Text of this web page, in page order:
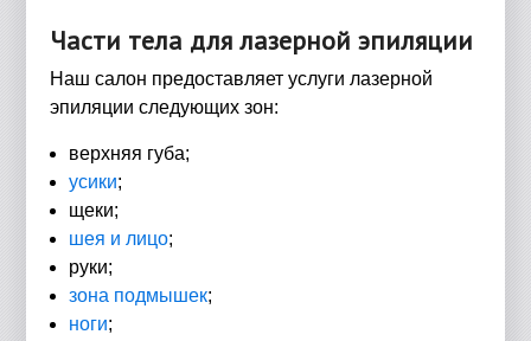
Части тела для лазерной эпиляции
Наш салон предоставляет услуги лазерной
эпиляции следующих зон:
верхняя губа;
усики;
щеки;
шея и лицо;
руки;
зона подмышек;
ноги;